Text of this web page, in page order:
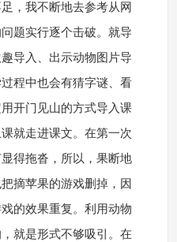
，我不断地去参考从网
题实行逐个击破。就导
导入、出示动物图片导
程中也会有猜字谜、看
开门见山的方式导入课
就走进课文。在第一次
得拖沓，所以，果断地
摘苹果的游戏删掉，因
的效果重复。利用动物
就是形式不够吸引。在